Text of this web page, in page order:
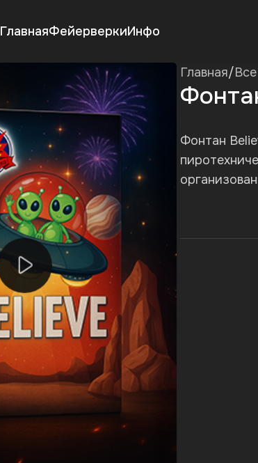
ГлавнаяФейерверкиИнфо
Главная/
Фонтан